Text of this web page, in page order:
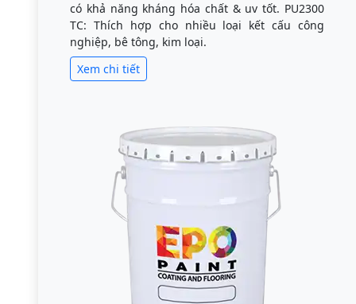
có khả năng kháng hóa chất & uv tốt. PU2300
TC: Thích hợp cho nhiều loại kết cấu công
nghiệp, bê tông, kim loại.
Xem chi tiết